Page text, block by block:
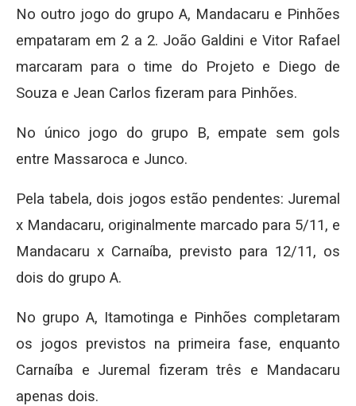
No outro jogo do grupo A, Mandacaru e Pinhões
empataram em 2 a 2. João Galdini e Vitor Rafael
marcaram para o time do Projeto e Diego de
Souza e Jean Carlos fizeram para Pinhões.
No único jogo do grupo B, empate sem gols
entre Massaroca e Junco.
Pela tabela, dois jogos estão pendentes: Juremal
x Mandacaru, originalmente marcado para 5/11, e
Mandacaru x Carnaíba, previsto para 12/11, os
dois do grupo A.
No grupo A, Itamotinga e Pinhões completaram
os jogos previstos na primeira fase, enquanto
Carnaíba e Juremal fizeram três e Mandacaru
apenas dois.